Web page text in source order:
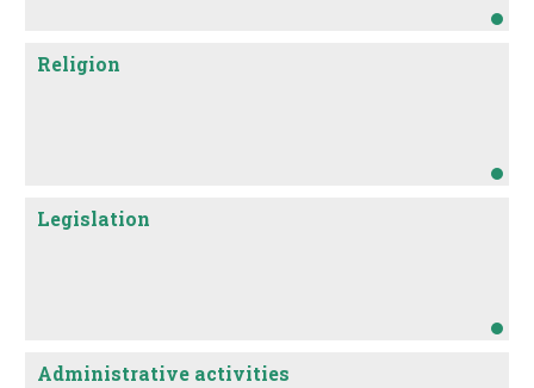
Religion
Legislation
Administrative activities